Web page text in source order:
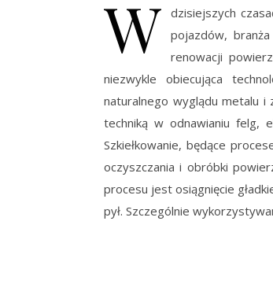
W dzisiejszych
pojazdów,
renowacji
niezwykle obiecująca
naturalnego wyglądu metalu i
techniką w odnawianiu felg,
Szkiełkowanie, będące
oczyszczania i obróbki
procesu jest osiągnięcie
pył. Szczególnie